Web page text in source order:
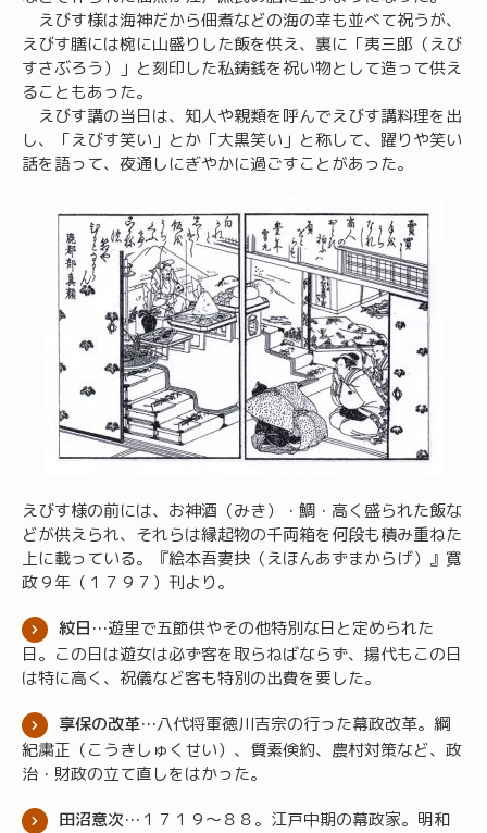
えびす様は海神だから佃煮などの海の幸も並べて祝うが、
えびす膳には椀に山盛りした飯を供え、裏に「夷三郎（えび
すさぶろう）」と刻印した私鋳銭を祝い物として造って供え
ることもあった。
えびす講の当日は、知人や親類を呼んでえびす講料理を出
し、「えびす笑い」とか「大黒笑い」と称して、躍りや笑い
話を語って、夜通しにぎやかに過ごすことがあった。
えびす様の前には、お神酒（みき）・鯛・高く盛られた飯な
どが供えられ、それらは縁起物の千両箱を何段も積み重ねた
上に載っている。『絵本吾妻抉（えほんあずまからげ）』寛
政９年（１７９７）刊より。
紋日…遊里で五節供やその他特別な日と定められた
日。この日は遊女は必ず客を取らねばならず、揚代もこの日
は特に高く、祝儀など客も特別の出費を要した。
享保の改革…八代将軍徳川吉宗の行った幕政改革。綱
紀粛正（こうきしゅくせい）、質素倹約、農村対策など、政
治・財政の立て直しをはかった。
田沼意次… １７１９～８８。江戸中期の幕政家。明和